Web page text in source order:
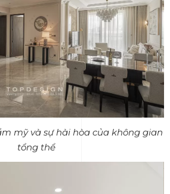
mỹ và sự hài hòa của không gian
tổng thể